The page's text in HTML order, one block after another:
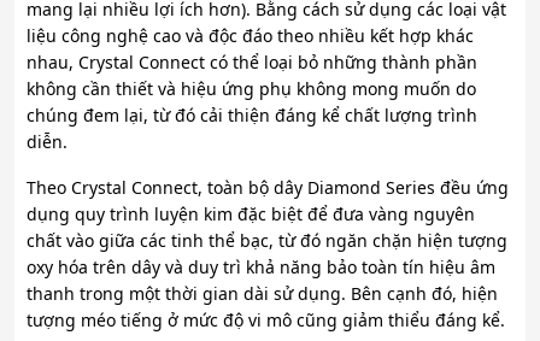
mang lại nhiều lợi ích hơn). Bằng cách sử dụng các loại vật
liệu công nghệ cao và độc đáo theo nhiều kết hợp khác
nhau, Crystal Connect có thể loại bỏ những thành phần
không cần thiết và hiệu ứng phụ không mong muốn do
chúng đem lại, từ đó cải thiện đáng kể chất lượng trình
diễn.
Theo Crystal Connect, toàn bộ dây Diamond Series đều ứng
dụng quy trình luyện kim đặc biệt để đưa vàng nguyên
chất vào giữa các tinh thể bạc, từ đó ngăn chặn hiện tượng
oxy hóa trên dây và duy trì khả năng bảo toàn tín hiệu âm
thanh trong một thời gian dài sử dụng. Bên cạnh đó, hiện
tượng méo tiếng ở mức độ vi mô cũng giảm thiểu đáng kể.